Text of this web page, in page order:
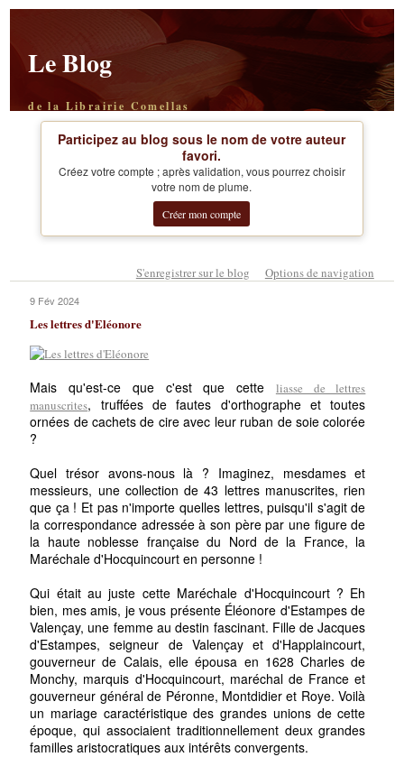
Le Blog
de la Librairie Comellas
Participez au blog sous le nom de votre auteur
favori.
Créez votre compte ; après validation, vous pourrez choisir
votre nom de plume.
Créer mon compte
S'enregistrer sur le blog Options de navigation
9 Fév 2024
Les lettres d'Eléonore
Mais qu'est-ce que c'est que cette liasse de lettres
manuscrites, truffées de fautes d'orthographe et toutes
ornées de cachets de cire avec leur ruban de soie colorée
?
Quel trésor avons-nous là ? Imaginez, mesdames et
messieurs, une collection de 43 lettres manuscrites, rien
que ça ! Et pas n'importe quelles lettres, puisqu'il s'agit de
la correspondance adressée à son père par une figure de
la haute noblesse française du Nord de la France, la
Maréchale d'Hocquincourt en personne !
Qui était au juste cette Maréchale d'Hocquincourt ? Eh
bien, mes amis, je vous présente Éléonore d'Estampes de
Valençay, une femme au destin fascinant. Fille de Jacques
d'Estampes, seigneur de Valençay et d'Happlaincourt,
gouverneur de Calais, elle épousa en 1628 Charles de
Monchy, marquis d'Hocquincourt, maréchal de France et
gouverneur général de Péronne, Montdidier et Roye. Voilà
un mariage caractéristique des grandes unions de cette
époque, qui associaient traditionnellement deux grandes
familles aristocratiques aux intérêts convergents.